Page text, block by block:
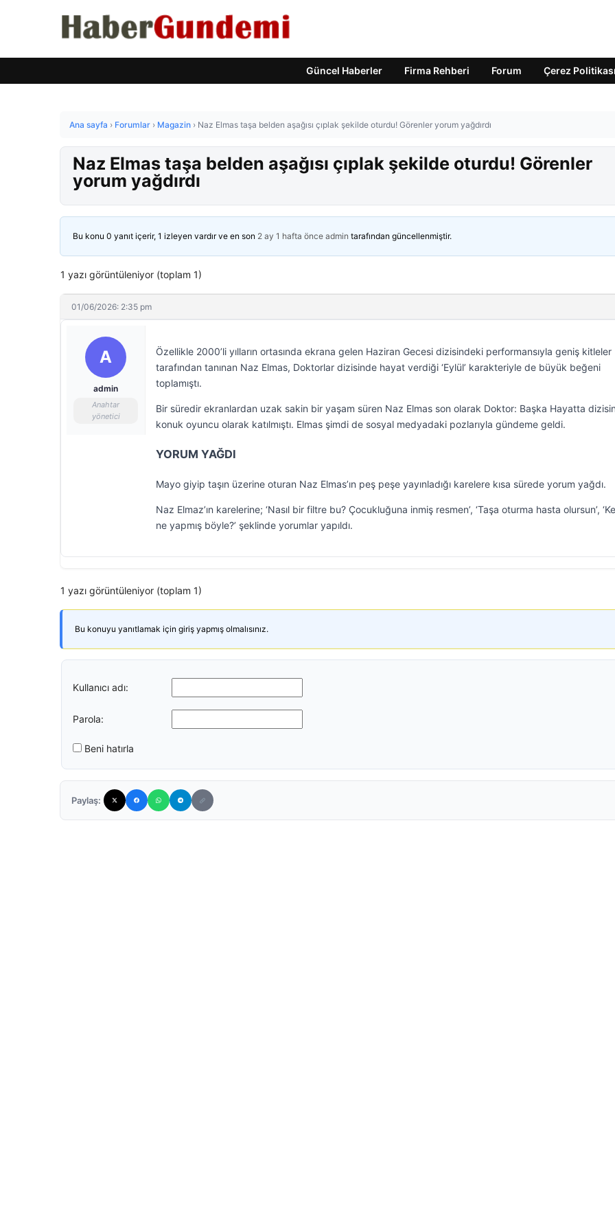
Güncel Haberler Firma Rehberi Forum Çerez Politikası
Ana sayfa › Forumlar › Magazin › Naz Elmas taşa belden aşağısı çıplak şekilde oturdu! Görenler yorum yağdırdı
Naz Elmas taşa belden aşağısı çıplak şekilde oturdu! Görenler
yorum yağdırdı
Bu konu 0 yanıt içerir, 1 izleyen vardır ve en son 2 ay 1 hafta önce admin tarafından güncellenmiştir.
1 yazı görüntüleniyor (toplam 1)
01/06/2026: 2:35 pm
A
admin
Anahtar
yönetici
Özellikle 2000’li yılların ortasında ekrana gelen Haziran Gecesi dizisindeki performansıyla geniş kitleler
tarafından tanınan Naz Elmas, Doktorlar dizisinde hayat verdiği ‘Eylül’ karakteriyle de büyük beğeni
toplamıştı.
Bir süredir ekranlardan uzak sakin bir yaşam süren Naz Elmas son olarak Doktor: Başka Hayatta
konuk oyuncu olarak katılmıştı. Elmas şimdi de sosyal medyadaki pozlarıyla gündeme geldi.
YORUM YAĞDI
Mayo giyip taşın üzerine oturan Naz Elmas’ın peş peşe yayınladığı karelere kısa sürede yorum yağdı.
Naz Elmaz’ın karelerine; ‘Nasıl bir filtre bu? Çocukluğuna inmiş resmen’, ‘Taşa oturma hasta olursun’,
ne yapmış böyle?’ şeklinde yorumlar yapıldı.
1 yazı görüntüleniyor (toplam 1)
Bu konuyu yanıtlamak için giriş yapmış olmalısınız.
Kullanıcı adı:
Parola:
Beni hatırla
Paylaş: